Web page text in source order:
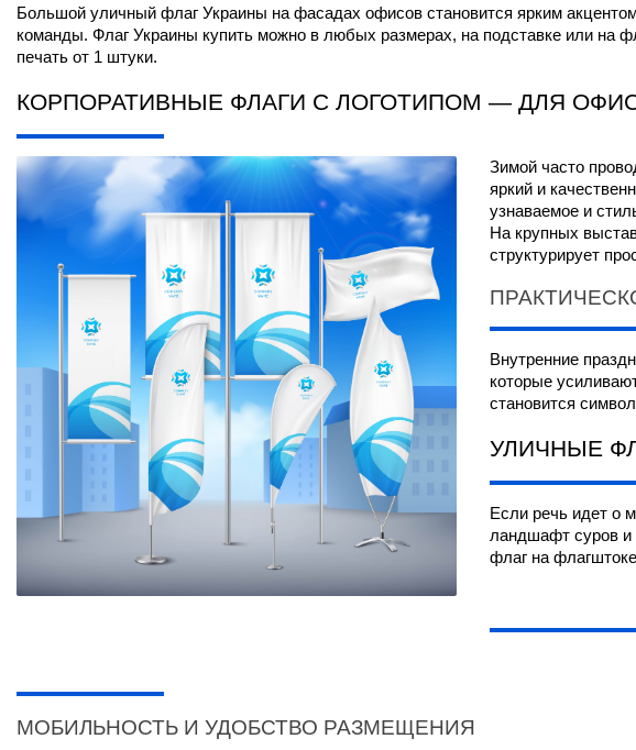
Большой уличный флаг Украины на фасадах офисов становится ярким
команды. Флаг Украины купить можно в любых размерах, на подставке или на
печать от 1 штуки.
КОРПОРАТИВНЫЕ ФЛАГИ С ЛОГОТИПОМ — ДЛЯ
Зимой часто
яркий и
узнаваемое и
На крупных
структурирует
Внутренние
которые
становится
УЛИЧНЫЕ
Если речь идет о
ландшафт суров и
флаг на
МОБИЛЬНОСТЬ И УДОБСТВО РАЗМЕЩЕНИЯ